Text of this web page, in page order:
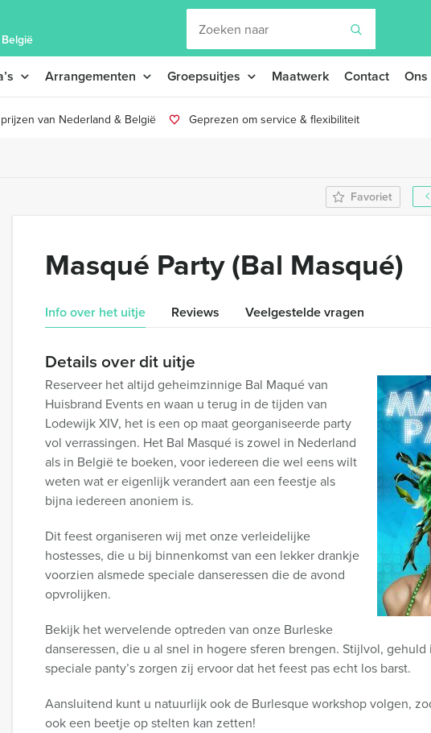
Arrangementen Groepsuitjes Maatwerk Contact
van Nederland & België Geprezen om service & flexibiliteit
Favoriet
Masqué Party (Bal Masqué)
Info over het uitje Reviews Veelgestelde vragen
Details over dit uitje
Reserveer het altijd geheimzinnige Bal Maqué van
Huisbrand Events en waan u terug in de tijden van
Lodewijk XIV, het is een op maat georganiseerde party
vol verrassingen. Het Bal Masqué is zowel in Nederland
als in België te boeken, voor iedereen die wel eens wilt
weten wat er eigenlijk verandert aan een feestje als
bijna iedereen anoniem is.
Dit feest organiseren wij met onze verleidelijke
hostesses, die u bij binnenkomst van een lekker drankje
voorzien alsmede speciale danseressen die de avond
opvrolijken.
Bekijk het wervelende optreden van onze Burleske
danseressen, die u al snel in hogere sferen brengen. Stijlvol,
speciale panty’s zorgen zij ervoor dat het feest pas echt los barst.
Aansluitend kunt u natuurlijk ook de Burlesque workshop volgen,
ook een beetje op stelten kan zetten!